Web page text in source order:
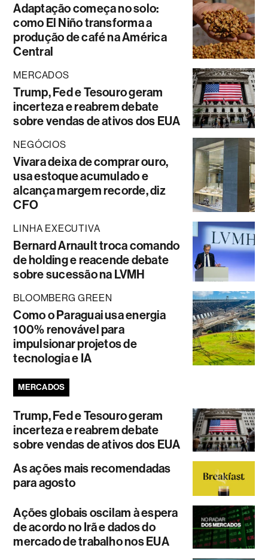
Adaptação começa no solo:
como El Niño transforma a
produção de café na América
Central
MERCADOS
Trump, Fed e Tesouro geram
incerteza e reabrem debate
sobre vendas de ativos dos EUA
NEGÓCIOS
Vivara deixa de comprar ouro,
usa estoque acumulado e
alcança margem recorde, diz
CFO
LINHA EXECUTIVA
Bernard Arnault troca comando
de holding e reacende debate
sobre sucessão na LVMH
BLOOMBERG GREEN
Como o Paraguai usa energia
100% renovável para
impulsionar projetos de
tecnologia e IA
MERCADOS
Trump, Fed e Tesouro geram
incerteza e reabrem debate
sobre vendas de ativos dos EUA
As ações mais recomendadas
para agosto
Ações globais oscilam à espera
de acordo no Irã e dados do
mercado de trabalho nos EUA